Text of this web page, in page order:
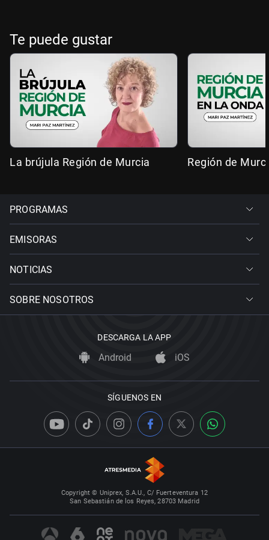
Te puede gustar
La brújula Región de Murcia Región de
PROGRAMAS
EMISORAS
NOTICIAS
SOBRE NOSOTROS
DESCARGA LA APP
Android iOS
SÍGUENOS EN
Copyright © Uniprex, S.A.U., C/ Fuerteventura 12
San Sebastián de los Reyes, 28703 Madrid